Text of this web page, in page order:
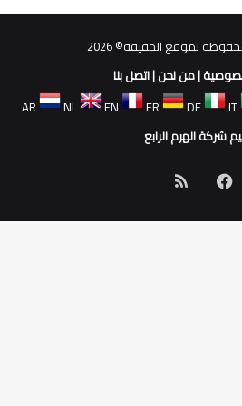
لموقع الحقيقة© 2026
|من نحن|اتصل بنا
AR
NL EN FR DE IT
شركة الهرم الرابع
فيسبوك
الموقع